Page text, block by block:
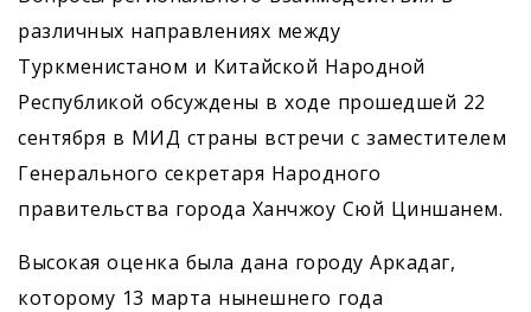
различных направлениях между
Туркменистаном и Китайской Народной
Республикой обсуждены в ходе прошедшей 22
сентября в МИД страны встречи с заместителем
Генерального секретаря Народного
правительства города Ханчжоу Сюй Циншанем.
Высокая оценка была дана городу Аркадаг,
которому 13 марта нынешнего года